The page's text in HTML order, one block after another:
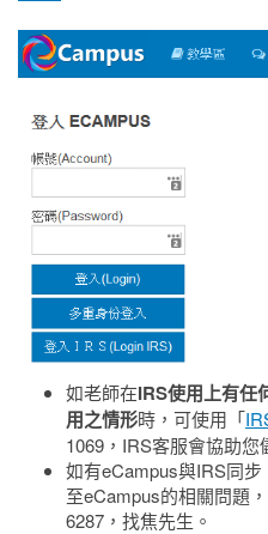
如老師在IRS使用上有任
用之情形時，可使用「
1069，IRS客服會協助您
如有eCampus與IRS同
至eCampus的相關問題
6287，找焦先生。